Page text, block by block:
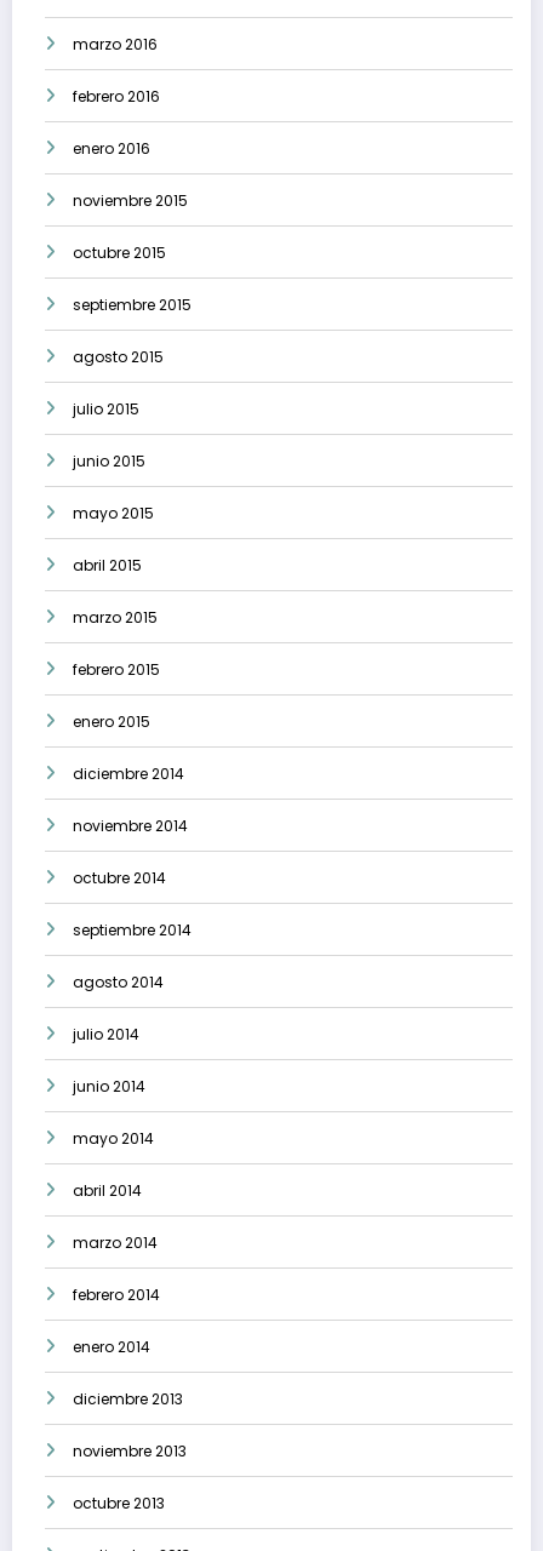
marzo 2016
febrero 2016
enero 2016
noviembre 2015
octubre 2015
septiembre 2015
agosto 2015
julio 2015
junio 2015
mayo 2015
abril 2015
marzo 2015
febrero 2015
enero 2015
diciembre 2014
noviembre 2014
octubre 2014
septiembre 2014
agosto 2014
julio 2014
junio 2014
mayo 2014
abril 2014
marzo 2014
febrero 2014
enero 2014
diciembre 2013
noviembre 2013
octubre 2013